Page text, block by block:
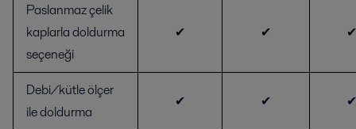
Paslanmaz çelik
kaplarla doldurma
seçeneği
✔ ✔ ✔
Debi/kütle ölçer
ile doldurma
✔ ✔ ✔